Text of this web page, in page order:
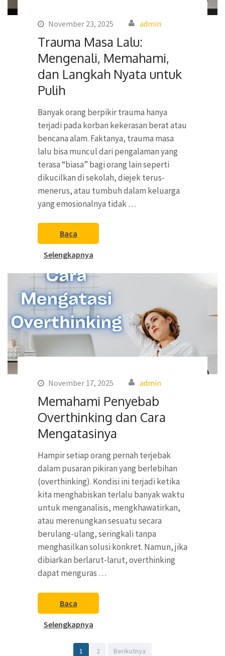
November 23, 2025 admin
Trauma Masa Lalu:
Mengenali, Memahami,
dan Langkah Nyata untuk
Pulih
Banyak orang berpikir trauma hanya
terjadi pada korban kekerasan berat atau
bencana alam. Faktanya, trauma masa
lalu bisa muncul dari pengalaman yang
terasa “biasa” bagi orang lain seperti
dikucilkan di sekolah, diejek terus-
menerus, atau tumbuh dalam keluarga
yang emosionalnya tidak …
Baca
Selengkapnya
November 17, 2025 admin
Memahami Penyebab
Overthinking dan Cara
Mengatasinya
Hampir setiap orang pernah terjebak
dalam pusaran pikiran yang berlebihan
(overthinking). Kondisi ini terjadi ketika
kita menghabiskan terlalu banyak waktu
untuk menganalisis, mengkhawatirkan,
atau merenungkan sesuatu secara
berulang-ulang, seringkali tanpa
menghasilkan solusi konkret. Namun, jika
dibiarkan berlarut-larut, overthinking
dapat menguras …
Baca
Selengkapnya
Halaman
1 Halaman
2 Berikutnya